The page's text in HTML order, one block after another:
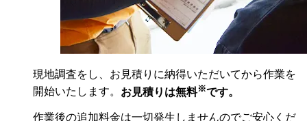
現地調査をし、お見積りに納得いただいてから作業を
開始いたします。 お見積りは無料※です。
作業後の追加料金は一切発生しませんのでご安心くだ